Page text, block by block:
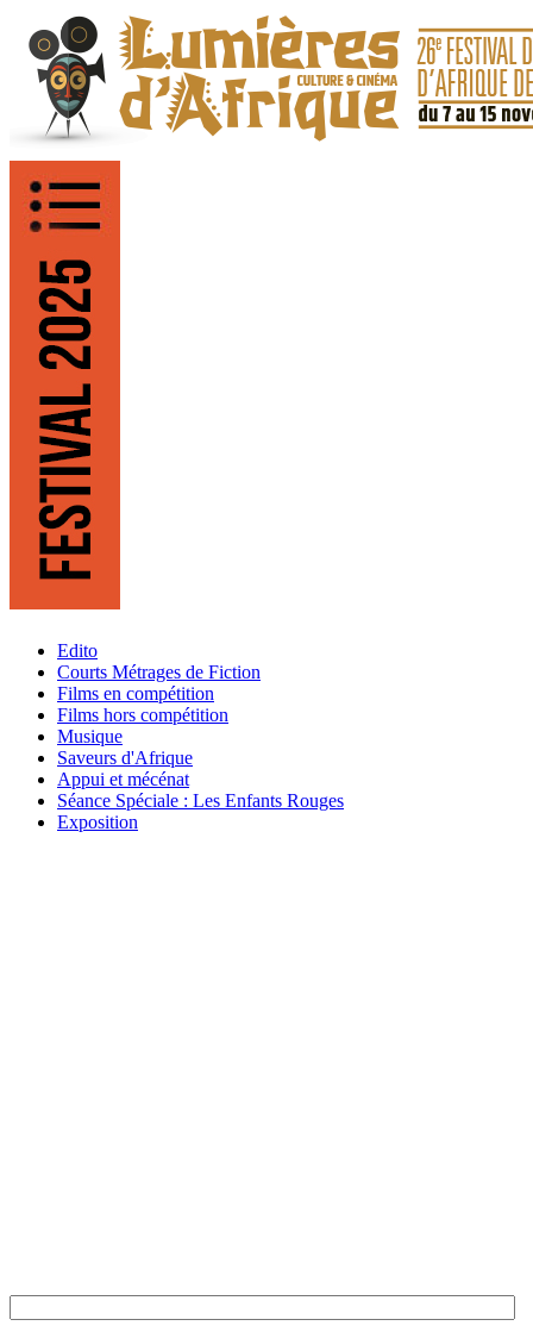
Edito
Courts Métrages de Fiction
Films en compétition
Films hors compétition
Musique
Saveurs d'Afrique
Appui et mécénat
Séance Spéciale : Les Enfants Rouges
Exposition